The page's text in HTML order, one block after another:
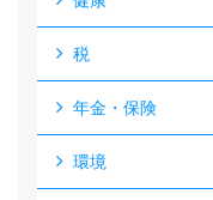
税
年金・保険
環境